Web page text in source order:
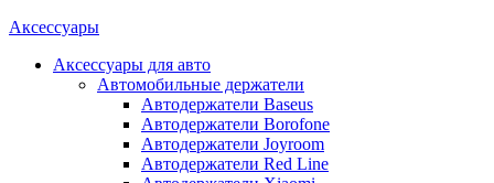
Аксессуары
Аксессуары для авто
Автомобильные держатели
Автодержатели Baseus
Автодержатели Borofone
Автодержатели Joyroom
Автодержатели Red Line